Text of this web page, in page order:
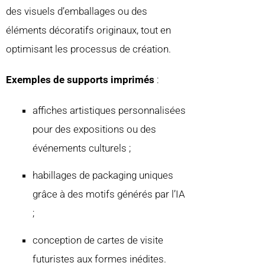
des visuels d’emballages ou des
éléments décoratifs originaux, tout en
optimisant les processus de création.
Exemples de supports imprimés :
affiches artistiques personnalisées
pour des expositions ou des
événements culturels ;
habillages de packaging uniques
grâce à des motifs générés par l’IA
;
conception de cartes de visite
futuristes aux formes inédites.